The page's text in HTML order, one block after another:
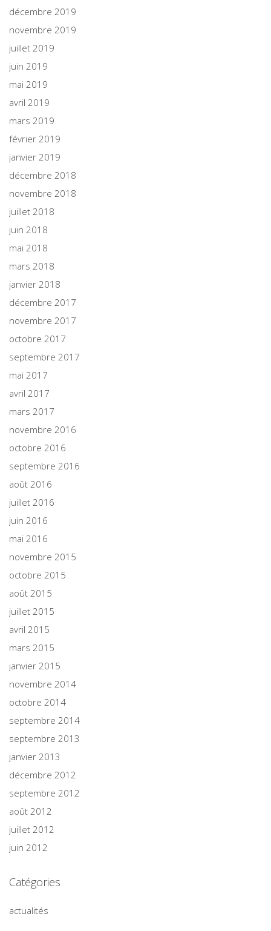
décembre 2019
novembre 2019
juillet 2019
juin 2019
mai 2019
avril 2019
mars 2019
février 2019
janvier 2019
décembre 2018
novembre 2018
juillet 2018
juin 2018
mai 2018
mars 2018
janvier 2018
décembre 2017
novembre 2017
octobre 2017
septembre 2017
mai 2017
avril 2017
mars 2017
novembre 2016
octobre 2016
septembre 2016
août 2016
juillet 2016
juin 2016
mai 2016
novembre 2015
octobre 2015
août 2015
juillet 2015
avril 2015
mars 2015
janvier 2015
novembre 2014
octobre 2014
septembre 2014
septembre 2013
janvier 2013
décembre 2012
septembre 2012
août 2012
juillet 2012
juin 2012
Catégories
actualités